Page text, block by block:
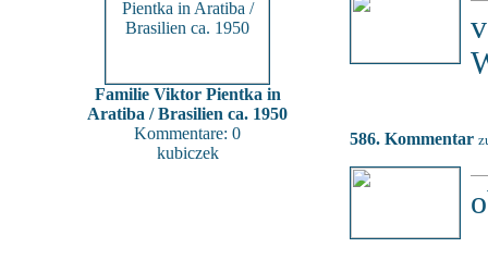
Familie Viktor Pientka in
Aratiba / Brasilien ca. 1950
Kommentare: 0
kubiczek
586. Kommentar